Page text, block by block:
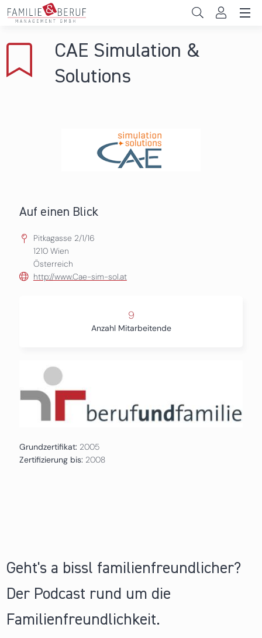
Direkt zum Inhalt
Gemeinden
CAE Simulation &
Solutions
Auf einen Blick
Pitkagasse 2/1/16
1210 Wien
Österreich
http://www.Cae-sim-sol.at
9
Anzahl Mitarbeitende
Grundzertifikat: 2005
Zertifizierung bis: 2008
Geht's a bissl familienfreundlicher?
Der Podcast rund um die
Familienfreundlichkeit.